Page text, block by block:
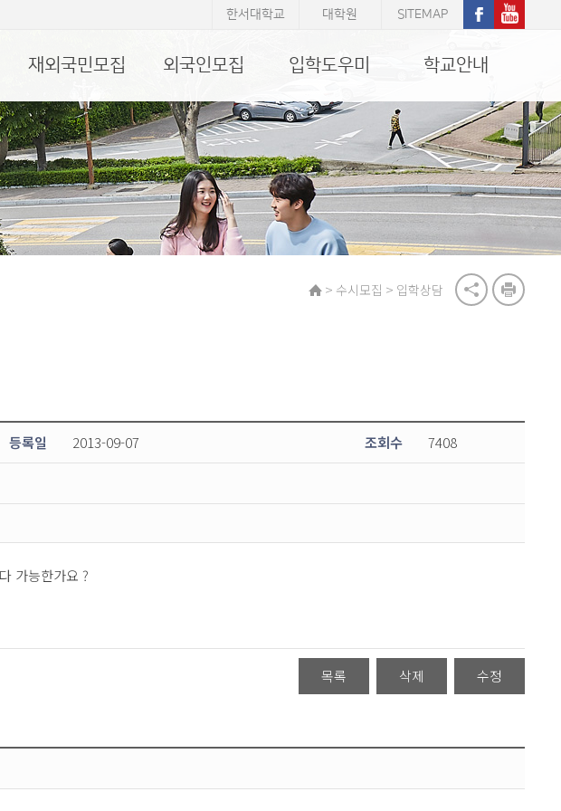
한서대학교 대학원 SITEMAP
재외국민모집 외국인모집 입학도우미 학교안내
> 수시모집 > 입학상담
등록일 2013-09-07 조회수 7408
가능한가요 ?
목록 삭제 수정